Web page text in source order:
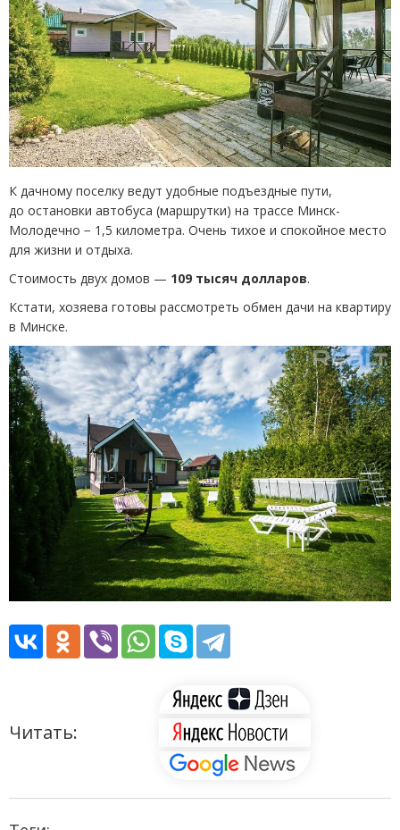
К дачному поселку ведут удобные подъездные пути,
до остановки автобуса (маршрутки) на трассе Минск-
Молодечно − 1,5 километра. Очень тихое и спокойное место
для жизни и отдыха.
Стоимость двух домов — 109 тысяч долларов.
Кстати, хозяева готовы рассмотреть обмен дачи на квартиру
в Минске.
Читать: